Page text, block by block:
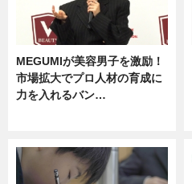
MEGUMIが美容男子を激励！
市場拡大でプロ人材の育成に
力を入れるバン…